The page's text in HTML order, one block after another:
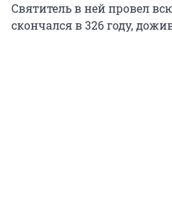
Святитель в ней провел
скончался в 326 году,